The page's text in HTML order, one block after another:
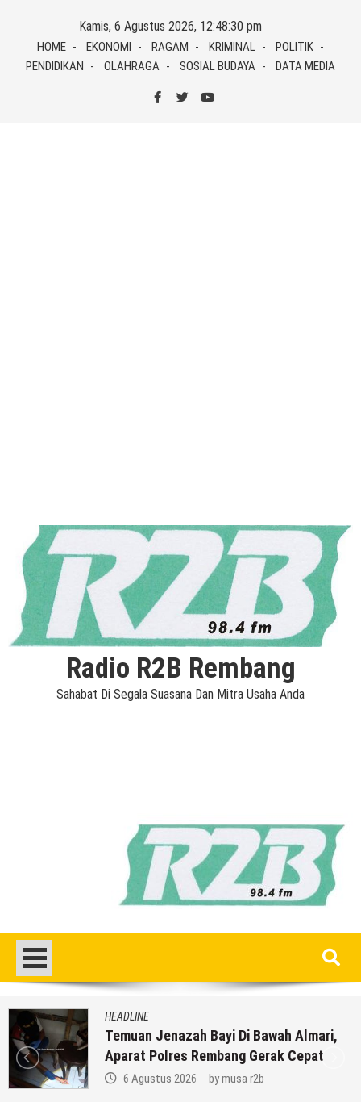
content
Kamis, 6 Agustus 2026, 12:48:30 pm
HOME EKONOMI RAGAM KRIMINAL
POLITIK
PENDIDIKAN
OLAHRAGA SOSIAL BUDAYA DATA MEDIA
Radio R2B Rembang
Sahabat Di Segala Suasana Dan Mitra Usaha Anda
HEADLINE
Temuan Jenazah Bayi Di Bawah Almari,
Aparat Polres Rembang Gerak Cepat
6 Agustus 2026 bymusa r2b